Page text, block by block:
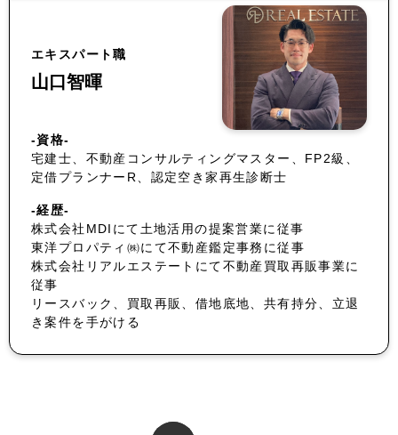
エキスパート職
山口智暉
-資格-
宅建士、不動産コンサルティングマスター、FP2級、
定借プランナーR、認定空き家再生診断士
-経歴-
株式会社MDIにて土地活用の提案営業に従事
東洋プロパティ㈱にて不動産鑑定事務に従事
株式会社リアルエステートにて不動産買取再販事業に
従事
リースバック、買取再販、借地底地、共有持分、立退
き案件を手がける